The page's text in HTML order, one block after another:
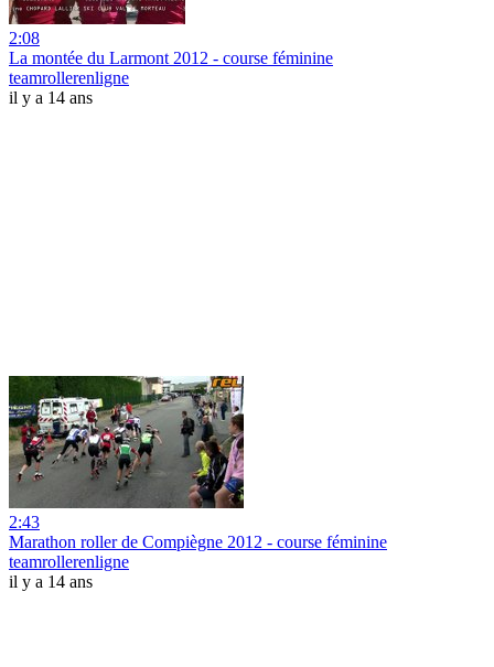
2:08
La montée du Larmont 2012 - course féminine
teamrollerenligne
il y a 14 ans
2:43
Marathon roller de Compiègne 2012 - course féminine
teamrollerenligne
il y a 14 ans